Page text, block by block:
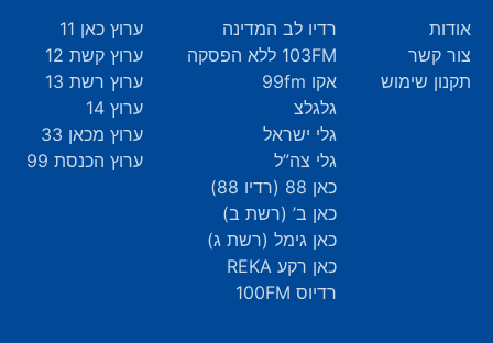
אודות
צור קשר
תקנון שימוש
רדיו לב המדינה
103FM ללא הפסקה
אקו 99fm
גלגלצ
גלי ישראל
גלי צה”ל
כאן 88 (רדיו 88)
כאן ב’ (רשת ב)
כאן גימל (רשת ג)
כאן רקע REKA
רדיוס 100FM
ערוץ כאן 11
ערוץ קשת 12
ערוץ רשת 13
ערוץ 14
ערוץ מכאן 33
ערוץ הכנסת 99